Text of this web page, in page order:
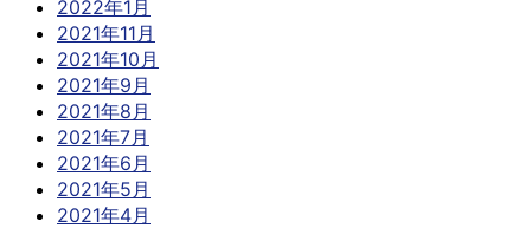
2022年1月
2021年11月
2021年10月
2021年9月
2021年8月
2021年7月
2021年6月
2021年5月
2021年4月